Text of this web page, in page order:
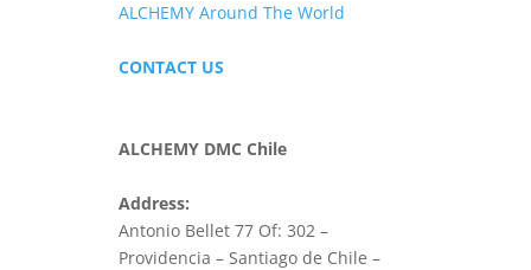
ALCHEMY Around The World
CONTACT US
ALCHEMY DMC Chile
Address:
Antonio Bellet 77 Of: 302 –
Providencia – Santiago de Chile –